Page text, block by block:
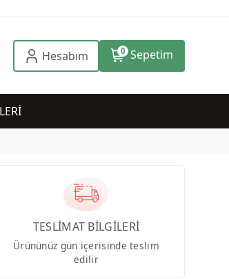
Hesabım 0 Sepetim
TESLİMAT BİLGİLERİ
Ürününüz gün içerisinde teslim
edilir